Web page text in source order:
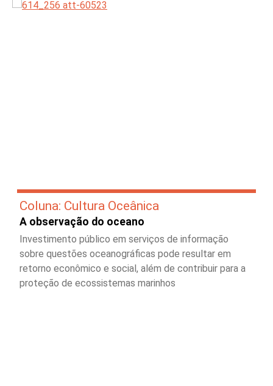
Coluna: Cultura Oceânica
A observação do oceano
Investimento público em serviços de informação
sobre questões oceanográficas pode resultar em
retorno econômico e social, além de contribuir para a
proteção de ecossistemas marinhos